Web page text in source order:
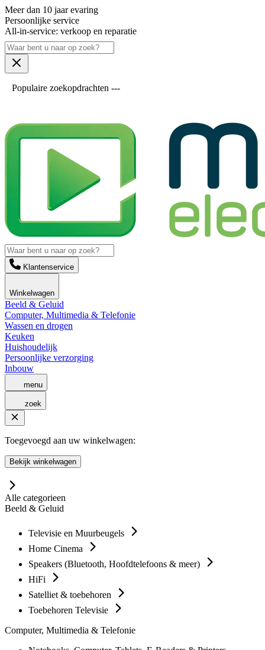
Meer dan 10 jaar evaring
Persoonlijke service
All-in-service: verkoop en reparatie
Populaire zoekopdrachten ---
Klantenservice
Winkelwagen
Beeld & Geluid
Computer, Multimedia & Telefonie
Wassen en drogen
Keuken
Huishoudelijk
Persoonlijke verzorging
Inbouw
menu
zoek
Toegevoegd aan uw winkelwagen:
Bekijk winkelwagen
Alle categorieen
Beeld & Geluid
Televisie en Muurbeugels
Home Cinema
Speakers (Bluetooth, Hoofdtelefoons & meer)
HiFi
Satelliet & toebehoren
Toebehoren Televisie
Computer, Multimedia & Telefonie